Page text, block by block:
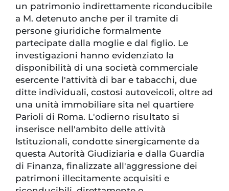
un patrimonio indirettamente riconducibile
a M. detenuto anche per il tramite di
persone giuridiche formalmente
partecipate dalla moglie e dal figlio. Le
investigazioni hanno evidenziato la
disponibilità di una società commerciale
esercente l'attività di bar e tabacchi, due
ditte individuali, costosi autoveicoli, oltre ad
una unità immobiliare sita nel quartiere
Parioli di Roma. L'odierno risultato si
inserisce nell'ambito delle attività
Istituzionali, condotte sinergicamente da
questa Autorità Giudiziaria e dalla Guardia
di Finanza, finalizzate all'aggressione dei
patrimoni illecitamente acquisiti e